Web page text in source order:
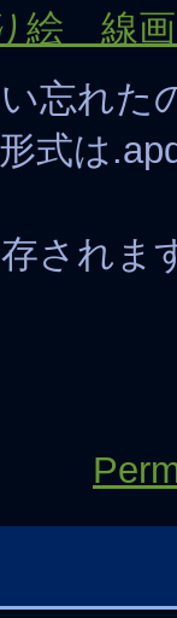
絵 線
忘れた
式は
されま